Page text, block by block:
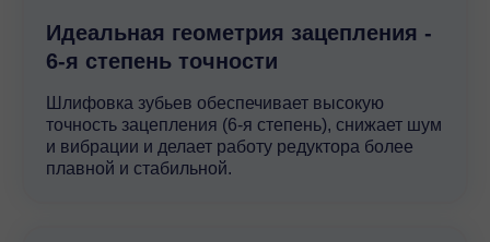
Идеальная геометрия зацепления -
6-я степень точности
Шлифовка зубьев обеспечивает высокую
точность зацепления (6-я степень), снижает шум
и вибрации и делает работу редуктора более
плавной и стабильной.